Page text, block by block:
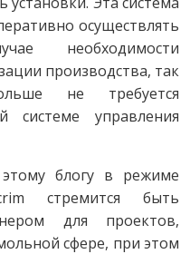
осуществлять
необходимости
производства, так
не требуется
системе управления
этому блогу в режиме
стремится быть
для проектов,
сфере, при этом